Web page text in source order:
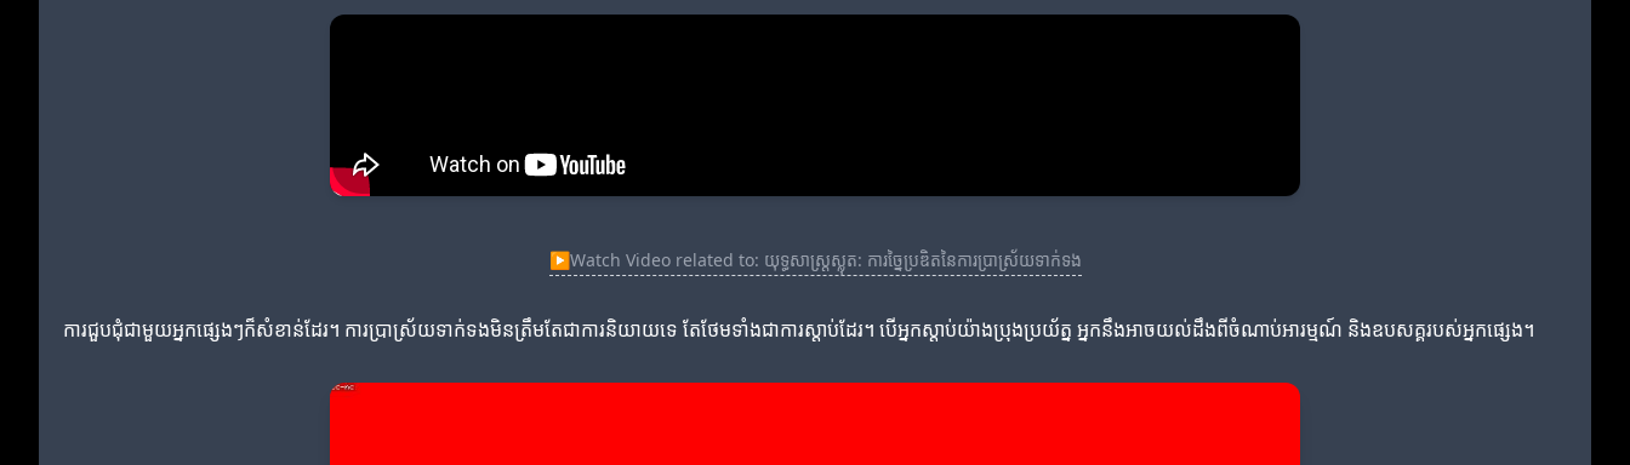
▶Watch Video related to: យុទ្ធសាស្ត្រស្លុត: ការច្នៃប្រឌិតនៃការប្រាស្រ័យទាក់ទង
ការជួបជុំជាមួយអ្នកផ្សេងៗក៏សំខាន់ដែរ។ ការប្រាស្រ័យទាក់ទងមិនត្រឹមតែជាការនិយាយទេ តែថែមទាំងជាការស្តាប់ដែរ។ បើអ្នកស្តាប់យ៉ាងប្រុងប្រយ័ត្ន អ្នកនឹងអាចយល់ដឹងពីចំណាប់អារម្មណ៍ និងឧបសគ្គរបស់អ្នកផ្សេង។